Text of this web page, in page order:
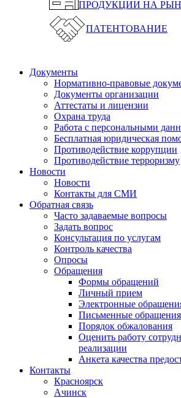
ПРОДУКЦИИ НА
ПАТЕНТОВАНИЕ
Документы
Нормативно-правовые
Документы организации
Аттестаты и лицензии
Охрана труда
Работа с персональными
Бесплатная юридическая
Противодействие коррупции
Противодействие терроризму
Новости
Новости
Контакты для СМИ
Обратная связь
Часто задаваемые вопросы
Задать вопрос
Консультация по услугам
Контроль качества
Опросы
Обращения
Формы обращений
Личный прием
Электронные
Письменные обращения
Порядок обжалования
Оценить работу
реализации
Анкета качества
Контакты
Красноярск
Ачинск